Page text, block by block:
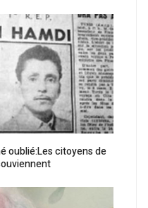
oublié:Les citoyens de